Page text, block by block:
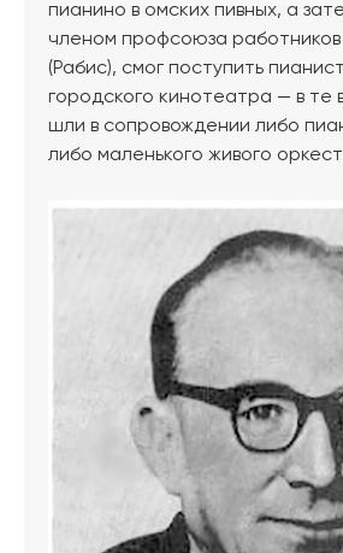
пианино в омских пивных, а
членом профсоюза работников
(Рабис), смог поступить
городского кинотеатра — в те
шли в сопровождении либо
либо маленького живого